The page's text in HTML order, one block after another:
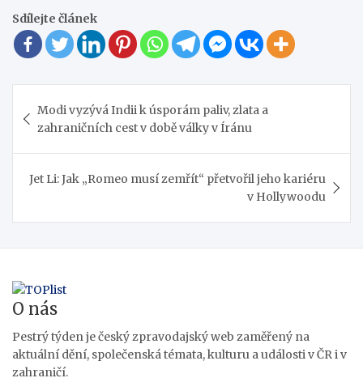
Sdílejte článek
pro
příspěvek
Modi vyzývá Indii k úsporám paliv, zlata a
zahraničních cest v době války v Íránu
Jet Li: Jak „Romeo musí zemřít“ přetvořil jeho kariéru
v Hollywoodu
O nás
Pestrý týden je český zpravodajský web zaměřený na
aktuální dění, společenská témata, kulturu a události v ČR i v
zahraničí.